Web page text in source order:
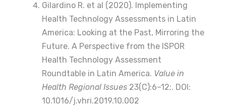
Gilardino R. et al (2020). Implementing
Health Technology Assessments in Latin
America: Looking at the Past, Mirroring the
Future. A Perspective from the ISPOR
Health Technology Assessment
Roundtable in Latin America. Value in
Health Regional Issues23(C):6–12;. DOI:
10.1016/j.vhri.2019.10.002